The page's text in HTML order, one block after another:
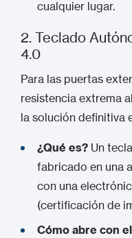
cualquier lugar.
2. Teclado
4.0
Para las puertas
resistencia extrema
la solución definitiva
¿Qué es? Un
fabricado en una
con una
(certificación de
Cómo abre con